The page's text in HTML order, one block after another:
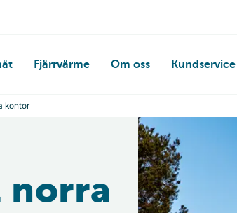
Fjärrvärme Om oss Kundservice
kontor